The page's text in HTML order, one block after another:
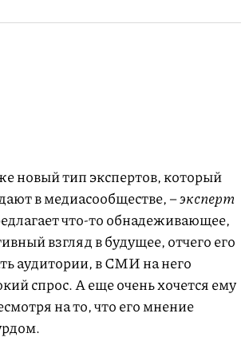
новый тип экспертов, который
в медиасообществе, –эксперт
что-то обнадеживающее,
взгляд в будущее, отчего его
аудитории, в СМИ на него
спрос. А еще очень хочется ему
на то, что его мнение